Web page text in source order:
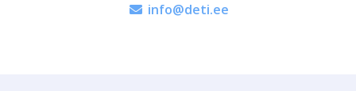
info@deti.ee